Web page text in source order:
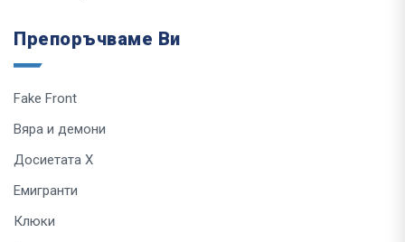
Препоръчваме Ви
Fake Front
Вяра и демони
Досиетата Х
Емигранти
Клюки